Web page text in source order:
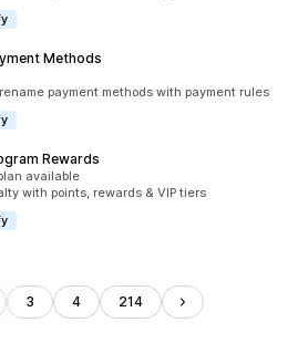
Methods
payment methods with payment rules
Rewards
available
with points, rewards & VIP tiers
3 4 214